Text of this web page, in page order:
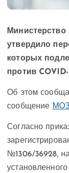
утвердило
которых
против COVID-
Об этом
сообщение
Согласно
№1306/36928,